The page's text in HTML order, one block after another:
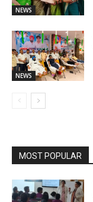
NEWS
NEWS
MOST POPULAR